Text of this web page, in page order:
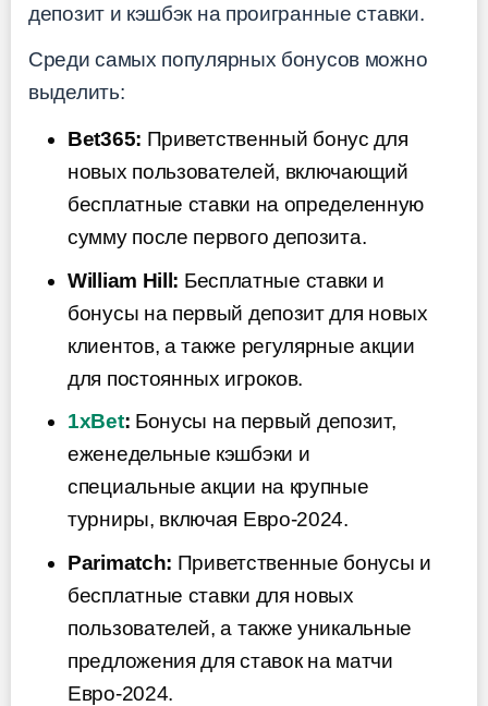
депозит и кэшбэк на проигранные ставки.
Среди самых популярных бонусов можно
выделить:
Bet365: Приветственный бонус для
новых пользователей, включающий
бесплатные ставки на определенную
сумму после первого депозита.
William Hill: Бесплатные ставки и
бонусы на первый депозит для новых
клиентов, а также регулярные акции
для постоянных игроков.
1xBet: Бонусы на первый депозит,
еженедельные кэшбэки и
специальные акции на крупные
турниры, включая Евро-2024.
Parimatch: Приветственные бонусы и
бесплатные ставки для новых
пользователей, а также уникальные
предложения для ставок на матчи
Евро-2024.